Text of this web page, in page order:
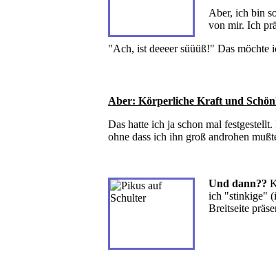
Aber, ich bin
von mir. Ich
"Ach, ist deeeer süüüß!" Das möchte
Aber: Körperliche Kraft und
Das hatte ich ja schon mal
ohne dass ich ihn groß androhen
Und dann??
ich "stinkige"
Breitseite